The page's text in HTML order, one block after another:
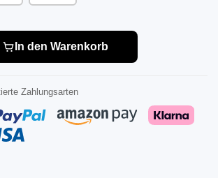
In den Warenkorb
Zahlungsarten